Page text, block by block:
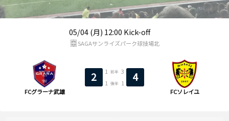
05/04 (月) 12:00 Kick-off
FCグラーナ武雄
2 1 前半 3
1
後半 1 4
FCソレイユ
SAGAサンライズパーク球技場北